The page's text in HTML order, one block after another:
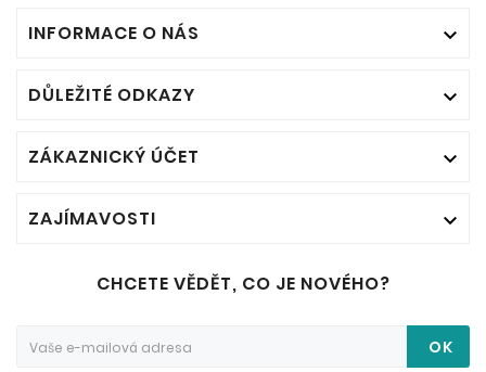
INFORMACE O NÁS 
DŮLEŽITÉ ODKAZY 
ZÁKAZNICKÝ ÚČET 
ZAJÍMAVOSTI 
CHCETE VĚDĚT, CO JE NOVÉHO?
OK